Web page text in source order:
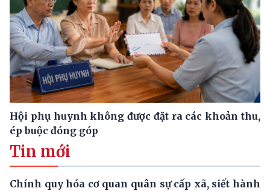
Hội phụ huynh không được đặt ra các khoản thu,
ép buộc đóng góp
Tin mới
Chính quy hóa cơ quan quân sự cấp xã, siết hành